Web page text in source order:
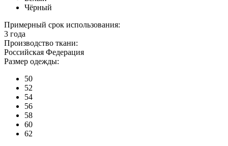
Чёрный
Примерный срок использования:
3 года
Производство ткани:
Российская Федерация
Размер одежды:
50
52
54
56
58
60
62